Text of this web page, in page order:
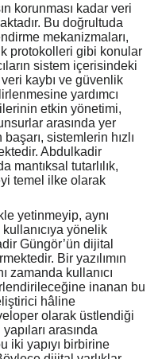
korunması kadar veri
Bu doğrultuda
mekanizmaları,
protokolleri gibi konular
sistem içerisindeki
kaybı ve güvenlik
yardımcı
etkin yönetimi,
arasında yer
sistemlerin hızlı
Abdulkadir
mantıksal tutarlılık,
temel ilke olarak
yetinmeyip, aynı
yönelik
Güngör’ün dijital
Bir yazılımın
zamanda kullanıcı
inanan bu
hâline
olarak üstlendiği
arasında
iki yapıyı birbirine